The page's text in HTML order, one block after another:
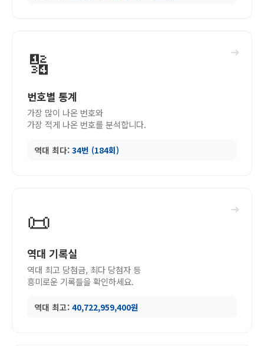
➜
🔢
번호별 통계
가장 많이 나온 번호와
가장 적게 나온 번호를 분석합니다.
역대 최다: 34번 (184회)
➜
📜
역대 기록실
역대 최고 당첨금, 최다 당첨자 등
흥미로운 기록들을 확인하세요.
역대 최고: 40,722,959,400원